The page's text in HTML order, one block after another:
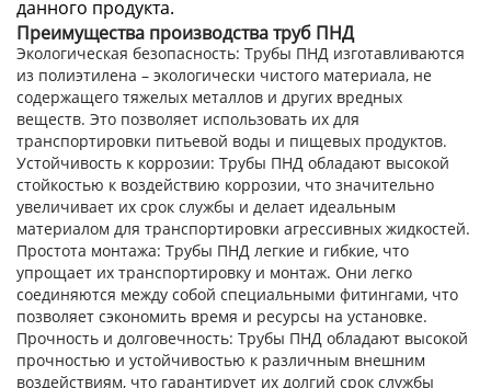
данного продукта.
Преимущества производства труб ПНД
Экологическая безопасность: Трубы ПНД изготавливаются
из полиэтилена – экологически чистого материала, не
содержащего тяжелых металлов и других вредных
веществ. Это позволяет использовать их для
транспортировки питьевой воды и пищевых продуктов.
Устойчивость к коррозии: Трубы ПНД обладают высокой
стойкостью к воздействию коррозии, что значительно
увеличивает их срок службы и делает идеальным
материалом для транспортировки агрессивных жидкостей.
Простота монтажа: Трубы ПНД легкие и гибкие, что
упрощает их транспортировку и монтаж. Они легко
соединяются между собой специальными фитингами, что
позволяет сэкономить время и ресурсы на установке.
Прочность и долговечность: Трубы ПНД обладают высокой
прочностью и устойчивостью к различным внешним
воздействиям, что гарантирует их долгий срок службы